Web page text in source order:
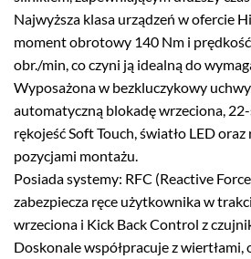
Najwyższa klasa urządzeń w ofercie
moment obrotowy 140 Nm i
obr./min, co czyni ją idealną do
Wyposażona w bezkluczykowy
automatyczną blokadę wrzeciona,
rękojeść Soft Touch, światło LED oraz
pozycjami montażu.
Posiada systemy: RFC (Reactive
zabezpiecza ręce użytkownika w
wrzeciona i Kick Back Control z
Doskonale współpracuje z